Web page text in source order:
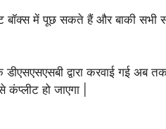
में पूछ सकते हैं और बाकी सभी
डीएसएसएसबी द्वारा करवाई गई अब
हो जाएगा |